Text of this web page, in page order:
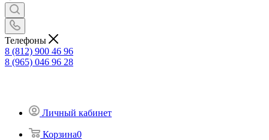
Телефоны
8 (812) 900 46 96
8 (965) 046 96 28
Личный кабинет
Корзина0